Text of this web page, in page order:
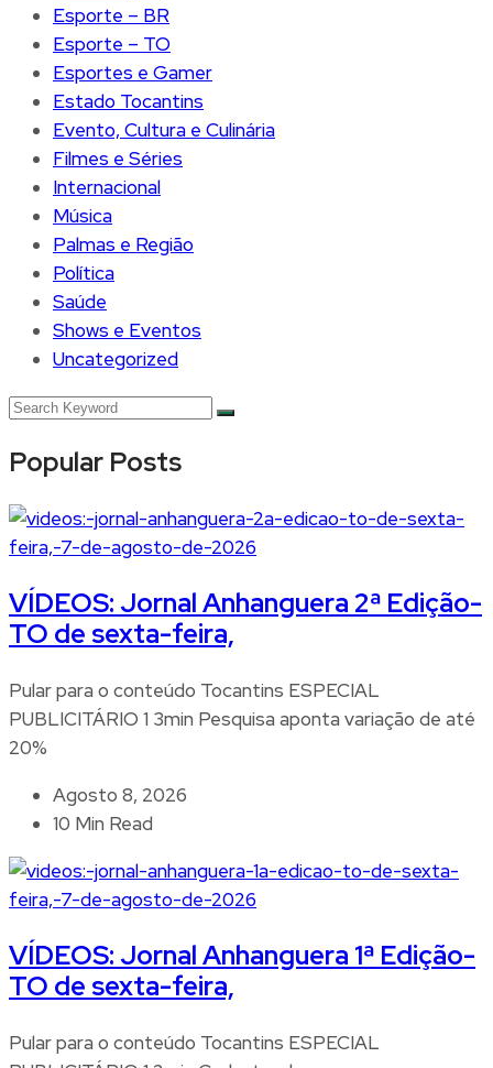
Esporte – BR
Esporte – TO
Esportes e Gamer
Estado Tocantins
Evento, Cultura e Culinária
Filmes e Séries
Internacional
Música
Palmas e Região
Política
Saúde
Shows e Eventos
Uncategorized
Popular Posts
VÍDEOS: Jornal Anhanguera 2ª Edição-
TO de sexta-feira,
Pular para o conteúdo Tocantins ESPECIAL
PUBLICITÁRIO 1 3min Pesquisa aponta variação de até
20%
Agosto 8, 2026
10 Min Read
VÍDEOS: Jornal Anhanguera 1ª Edição-
TO de sexta-feira,
Pular para o conteúdo Tocantins ESPECIAL